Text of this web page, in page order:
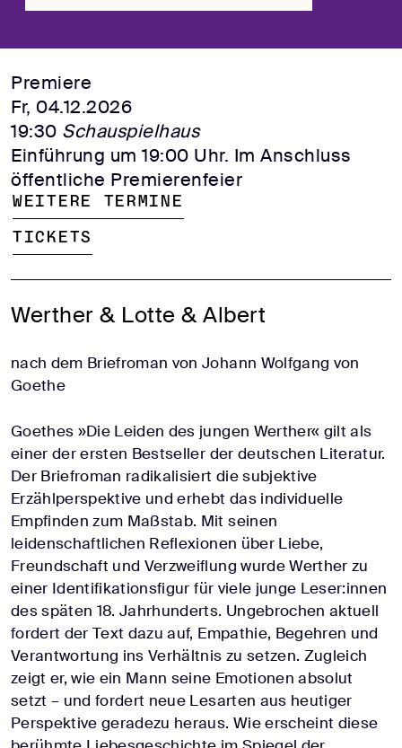
Premiere
Fr, 04.12.2026
19:30 Schauspielhaus
Einführung um 19:00 Uhr. Im Anschluss
öffentliche Premierenfeier
Weitere Termine
Tickets
Werther & Lotte & Albert
nach dem Briefroman von Johann Wolfgang von
Goethe
Goethes »Die Leiden des jungen Werther« gilt als
einer der ersten Bestseller der deutschen Literatur.
Der Briefroman radikalisiert die subjektive
Erzählperspektive und erhebt das individuelle
Empfinden zum Maßstab. Mit seinen
leidenschaftlichen Reflexionen über Liebe,
Freundschaft und Verzweiflung wurde Werther zu
einer Identifikationsfigur für viele junge Leser:innen
des späten 18. Jahrhunderts. Ungebrochen aktuell
fordert der Text dazu auf, Empathie, Begehren und
Verantwortung ins Verhältnis zu setzen. Zugleich
zeigt er, wie ein Mann seine Emotionen absolut
setzt – und fordert neue Lesarten aus heutiger
Perspektive geradezu heraus. Wie erscheint diese